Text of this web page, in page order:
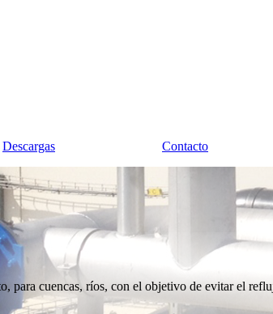
Descargas
Contacto
para cuencas, ríos, con el objetivo de evitar el